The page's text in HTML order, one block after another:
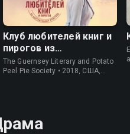
Клуб любителей книг и
пирогов из
картофельных
очистков
The Guernsey Literary and Potato
Peel Pie Society • 2018, США,